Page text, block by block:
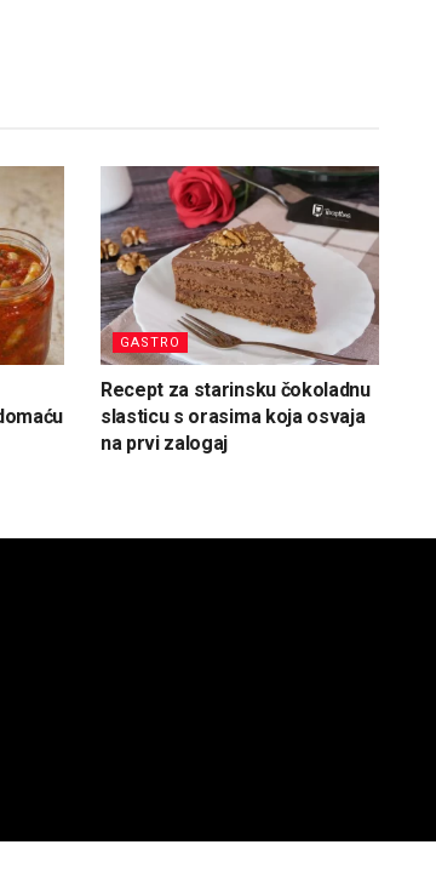
GASTRO
Recept za starinsku čokoladnu
slasticu s orasima koja osvaja
na prvi zalogaj